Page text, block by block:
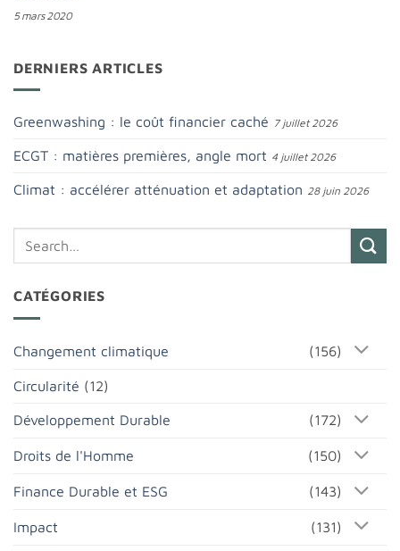
5 mars 2020
DERNIERS ARTICLES
Greenwashing : le coût financier caché 7 juillet 2026
ECGT : matières premières, angle mort 4 juillet 2026
Climat : accélérer atténuation et adaptation 28 juin 2026
CATÉGORIES
Changement climatique (156)
Circularité (12)
Développement Durable (172)
Droits de l'Homme (150)
Finance Durable et ESG (143)
Impact (131)